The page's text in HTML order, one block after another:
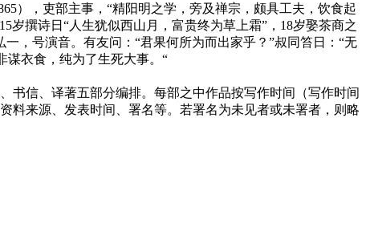
），吏部主事，“精阳明之学，旁及禅宗，颇具工夫，饮食起
岁撰诗日“人生犹似西山月，富贵终为草上霜”，18岁娶茶商之
，号演音。有友问：“君果何所为而出家乎？”叔同笞日：“无
谋衣食，纯为了生死大事。“
书信、译著五部分编排。每部之中作品按写作时间（写作时间
料来源、发表时间、署名等。若署名为未见者或未署者，则略